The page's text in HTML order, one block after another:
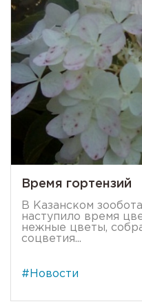
Время гортензий
В Казанском
наступило время
нежные цветы,
соцветия...
#Новости